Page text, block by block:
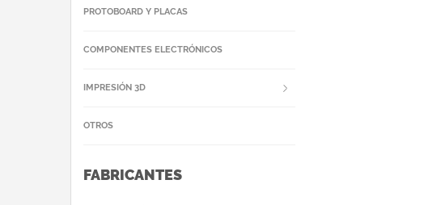
PROTOBOARD Y PLACAS
COMPONENTES ELECTRÓNICOS
IMPRESIÓN 3D
OTROS
FABRICANTES